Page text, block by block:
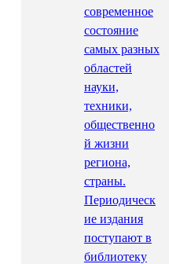
современное
состояние
самых разных
областей
науки,
техники,
общественно
й жизни
региона,
страны.
Периодическ
ие издания
поступают в
библиотеку